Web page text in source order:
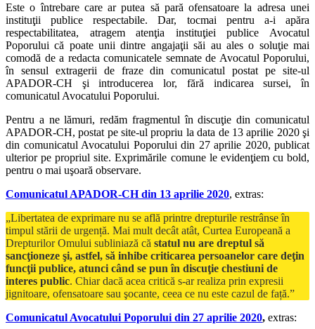
Este o întrebare care ar putea să pară ofensatoare la adresa unei
instituţii publice respectabile. Dar, tocmai pentru a-i apăra
respectabilitatea, atragem atenţia instituţiei publice Avocatul
Poporului că poate unii dintre angajaţii săi au ales o soluţie mai
comodă de a redacta comunicatele semnate de Avocatul Poporului,
în sensul extragerii de fraze din comunicatul postat pe site-ul
APADOR-CH şi introducerea lor, fără indicarea sursei, în
comunicatul Avocatului Poporului.
Pentru a ne lămuri, redăm fragmentul în discuţie din comunicatul
APADOR-CH, postat pe site-ul propriu la data de 13 aprilie 2020 şi
din comunicatul Avocatului Poporului din 27 aprilie 2020, publicat
ulterior pe propriul site. Exprimările comune le evidenţiem cu bold,
pentru o mai uşoară observare.
Comunicatul APADOR-CH din 13 aprilie 2020, extras:
„Libertatea de exprimare nu se află printre drepturile restrânse în
timpul stării de urgență. Mai mult decât atât, Curtea Europeană a
Drepturilor Omului subliniază că statul nu are dreptul să
sancţioneze şi, astfel, să inhibe criticarea persoanelor care deţin
funcţii publice, atunci când se pun în discuţie chestiuni de
interes public. Chiar dacă acea critică s-ar realiza prin expresii
jignitoare, ofensatoare sau şocante, ceea ce nu este cazul de față.”
Comunicatul Avocatului Poporului din 27 aprilie 2020, extras: